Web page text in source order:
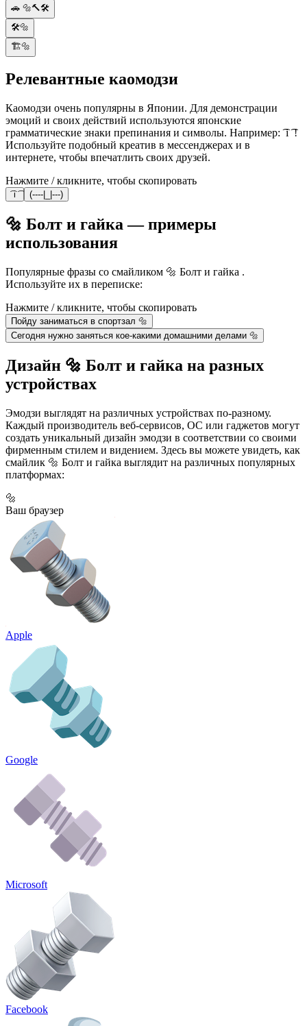
🚗 🔩🔨🛠️
🛠️🔩
🏗️🔩
Релевантные каомодзи
Каомодзи очень популярны в Японии. Для демонстрации
эмоций и своих действий используются японские
грамматические знаки препинания и символы. Например: ͡ i ͡ !
Используйте подобный креатив в мессенджерах и в
интернете, чтобы впечатлить своих друзей.
Нажмите / кликните, чтобы скопировать
͡ i ͡ (----|_|---)
🔩 Болт и гайка — примеры
использования
Популярные фразы со смайликом 🔩 Болт и гайка .
Используйте их в переписке:
Нажмите / кликните, чтобы скопировать
Пойду заниматься в спортзал 🔩
Сегодня нужно заняться кое-какими домашними делами 🔩
Дизайн 🔩 Болт и гайка на разных
устройствах
Эмодзи выглядят на различных устройствах по-разному.
Каждый производитель веб-сервисов, ОС или гаджетов могут
создать уникальный дизайн эмодзи в соответствии со своими
фирменным стилем и видением. Здесь вы можете увидеть, как
смайлик 🔩 Болт и гайка выглядит на различных популярных
платформах:
🔩
Ваш браузер
Apple
Google
Microsoft
Facebook